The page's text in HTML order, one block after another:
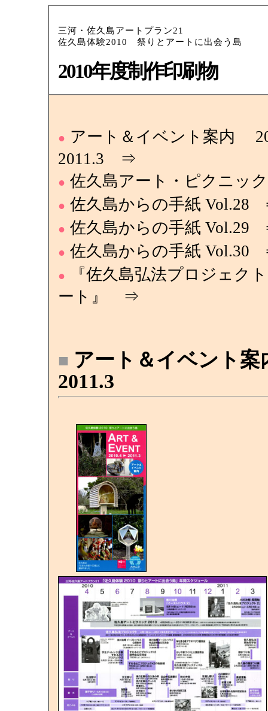
三河・佐久島アートプラン21
佐久島体験2010 祭りとアートに出会う島
2010年度制作印刷物
● アート＆イベント案内
2011.3 ⇒
● 佐久島アート・ピクニッ
● 佐久島からの手紙
● 佐久島からの手紙
● 佐久島からの手紙
●
『佐久島弘法プロジェク
ート』 ⇒
■ アート＆イベント
2011.3